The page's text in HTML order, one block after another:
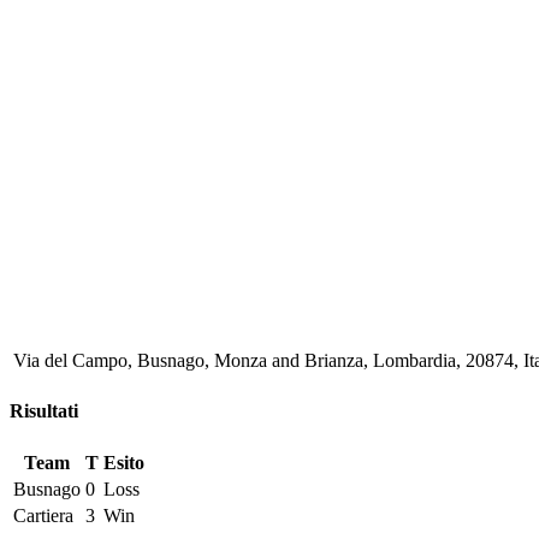
Via del Campo, Busnago, Monza and Brianza, Lombardia, 20874,
Risultati
Team T Esito
Busnago 0 Loss
Cartiera
3 Win